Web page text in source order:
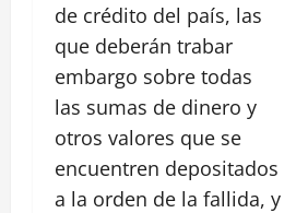
de crédito del país, las
que deberán trabar
embargo sobre todas
las sumas de dinero y
otros valores que se
encuentren depositados
a la orden de la fallida, y